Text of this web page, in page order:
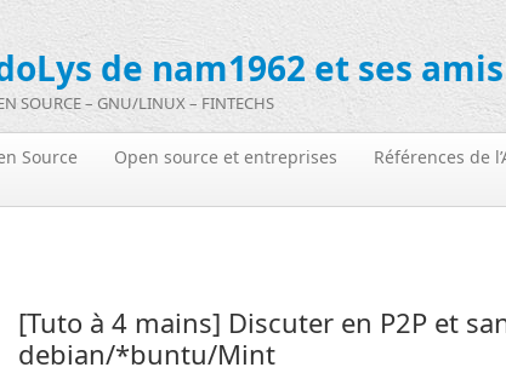
de nam1962 et ses amis
SOURCE – GNU/LINUX – FINTECHS
Source Open source et entreprises
Références de
[Tuto à 4 mains] Discuter en P2P et
debian/*buntu/Mint